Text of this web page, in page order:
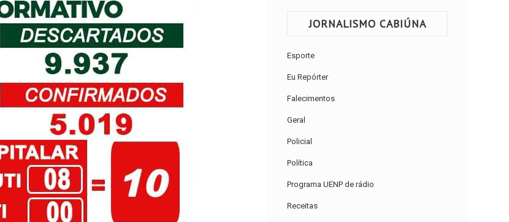
JORNALISMO CABIÚNA
Esporte
Eu Repórter
Falecimentos
Geral
Policial
Política
Programa UENP de rádio
Receitas